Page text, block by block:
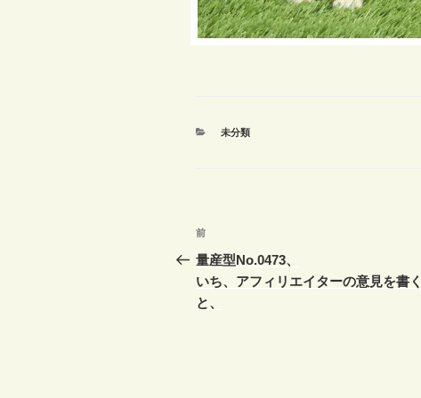
カ
未分類
投
稿
ナ
前
の
投
稿
前
量産型No.0473、
いち、アフィリエイターの意見を書く
と、